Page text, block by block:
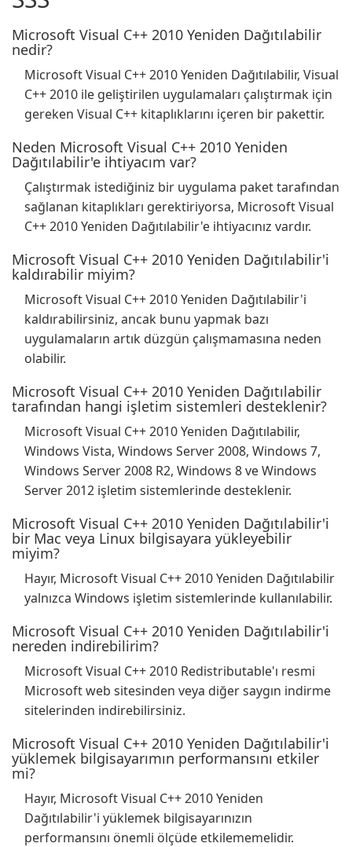
Microsoft Visual C++ 2010 Yeniden Dağıtılabilir
nedir?
Microsoft Visual C++ 2010 Yeniden Dağıtılabilir, Visual
C++ 2010 ile geliştirilen uygulamaları çalıştırmak için
gereken Visual C++ kitaplıklarını içeren bir pakettir.
Neden Microsoft Visual C++ 2010 Yeniden
Dağıtılabilir'e ihtiyacım var?
Çalıştırmak istediğiniz bir uygulama paket tarafından
sağlanan kitaplıkları gerektiriyorsa, Microsoft Visual
C++ 2010 Yeniden Dağıtılabilir'e ihtiyacınız vardır.
Microsoft Visual C++ 2010 Yeniden Dağıtılabilir'i
kaldırabilir miyim?
Microsoft Visual C++ 2010 Yeniden Dağıtılabilir'i
kaldırabilirsiniz, ancak bunu yapmak bazı
uygulamaların artık düzgün çalışmamasına neden
olabilir.
Microsoft Visual C++ 2010 Yeniden Dağıtılabilir
tarafından hangi işletim sistemleri desteklenir?
Microsoft Visual C++ 2010 Yeniden Dağıtılabilir,
Windows Vista, Windows Server 2008, Windows 7,
Windows Server 2008 R2, Windows 8 ve Windows
Server 2012 işletim sistemlerinde desteklenir.
Microsoft Visual C++ 2010 Yeniden Dağıtılabilir'i
bir Mac veya Linux bilgisayara yükleyebilir
miyim?
Hayır, Microsoft Visual C++ 2010 Yeniden Dağıtılabilir
yalnızca Windows işletim sistemlerinde kullanılabilir.
Microsoft Visual C++ 2010 Yeniden Dağıtılabilir'i
nereden indirebilirim?
Microsoft Visual C++ 2010 Redistributable'ı resmi
Microsoft web sitesinden veya diğer saygın indirme
sitelerinden indirebilirsiniz.
Microsoft Visual C++ 2010 Yeniden Dağıtılabilir'i
yüklemek bilgisayarımın performansını etkiler
mi?
Hayır, Microsoft Visual C++ 2010 Yeniden
Dağıtılabilir'i yüklemek bilgisayarınızın
performansını önemli ölçüde etkilememelidir.